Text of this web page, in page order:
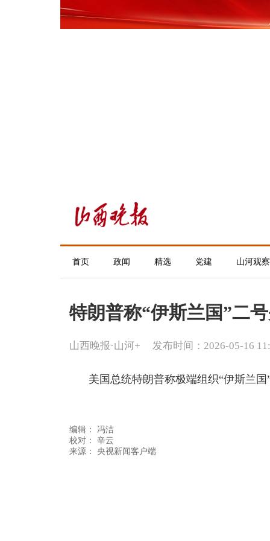
首页 政闻 精选 党建 山河观察
特朗普称“伊斯兰国”二
山西晚报·山河+ 发布时间：2026-05-16
美国总统特朗普称极端组织“伊斯兰国
编辑： 冯洁
校对： 辛云